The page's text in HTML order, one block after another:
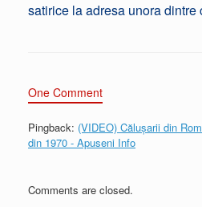
satirice la adresa unora dintre
One Comment
Pingback: (VIDEO) Călușarii din
din 1970 - Apuseni Info
Comments are closed.